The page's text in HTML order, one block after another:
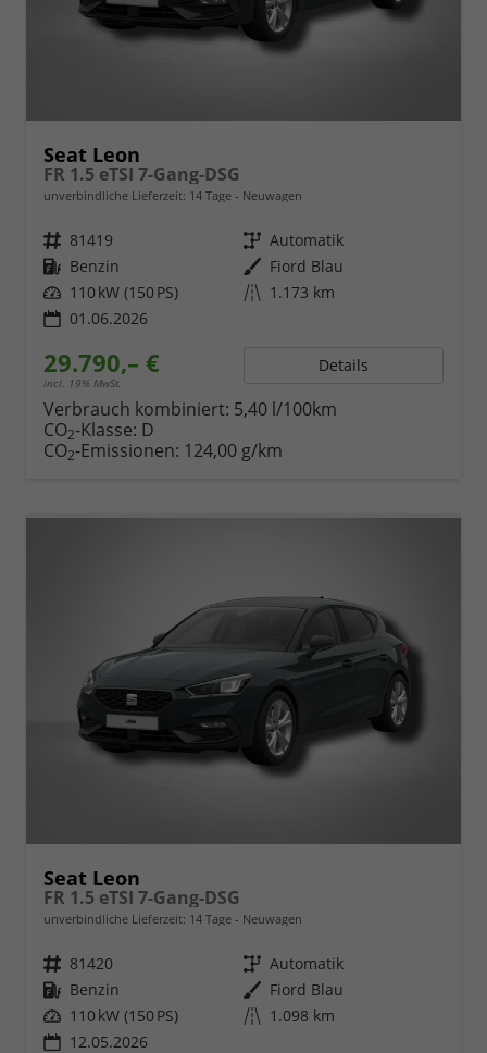
Seat Leon
FR 1.5 eTSI 7-Gang-DSG
unverbindliche Lieferzeit: 14 Tage Neuwagen
Fahrzeugnr. 81419 Getriebe Automatik
Kraftstoff Benzin Außenfarbe Fiord Blau
Leistung 110 kW (150 PS) Kilometerstand 1.173 km
01.06.2026
29.790,– €
incl. 19% MwSt.
Details
Verbrauch kombiniert: 5,40 l/100km
CO2-Klasse: D
CO2-Emissionen: 124,00 g/km
Seat Leon
FR 1.5 eTSI 7-Gang-DSG
unverbindliche Lieferzeit: 14 Tage Neuwagen
Fahrzeugnr. 81420 Getriebe Automatik
Kraftstoff Benzin Außenfarbe Fiord Blau
Leistung 110 kW (150 PS) Kilometerstand 1.098 km
12.05.2026